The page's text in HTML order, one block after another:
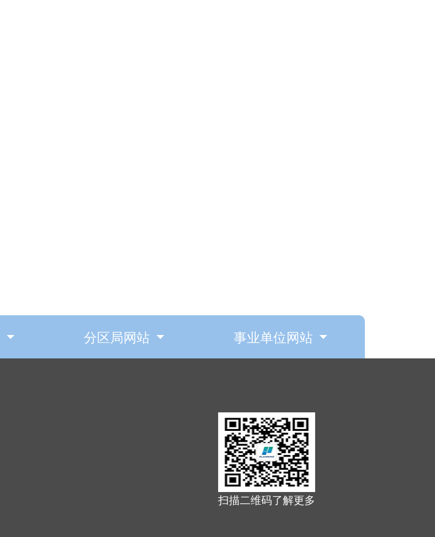
分区局网站 事业单位网站
扫描二维码了解更多